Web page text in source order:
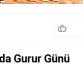
Gurur Günü